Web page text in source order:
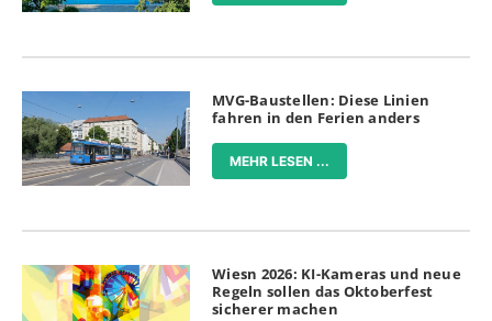
MVG-Baustellen: Diese Linien
fahren in den Ferien anders
MEHR LESEN ...
Wiesn 2026: KI-Kameras und neue
Regeln sollen das Oktoberfest
sicherer machen